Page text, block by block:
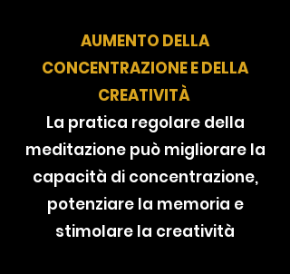
AUMENTO DELLA
CONCENTRAZIONE E DELLA
CREATIVITÀ
La pratica regolare della
meditazione può migliorare la
capacità di concentrazione,
potenziare la memoria e
stimolare la creatività